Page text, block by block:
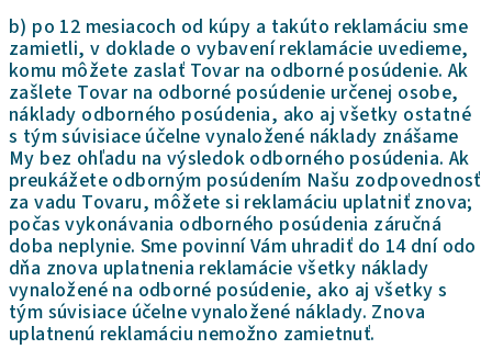
b) po 12 mesiacoch od kúpy a takúto reklamáciu sme
zamietli, v doklade o vybavení reklamácie uvedieme,
komu môžete zaslať Tovar na odborné posúdenie. Ak
zašlete Tovar na odborné posúdenie určenej osobe,
náklady odborného posúdenia, ako aj všetky ostatné
s tým súvisiace účelne vynaložené náklady znášame
My bez ohľadu na výsledok odborného posúdenia. Ak
preukážete odborným posúdením Našu zodpovednosť
za vadu Tovaru, môžete si reklamáciu uplatniť znova;
počas vykonávania odborného posúdenia záručná
doba neplynie. Sme povinní Vám uhradiť do 14 dní odo
dňa znova uplatnenia reklamácie všetky náklady
vynaložené na odborné posúdenie, ako aj všetky s
tým súvisiace účelne vynaložené náklady. Znova
uplatnenú reklamáciu nemožno zamietnuť.